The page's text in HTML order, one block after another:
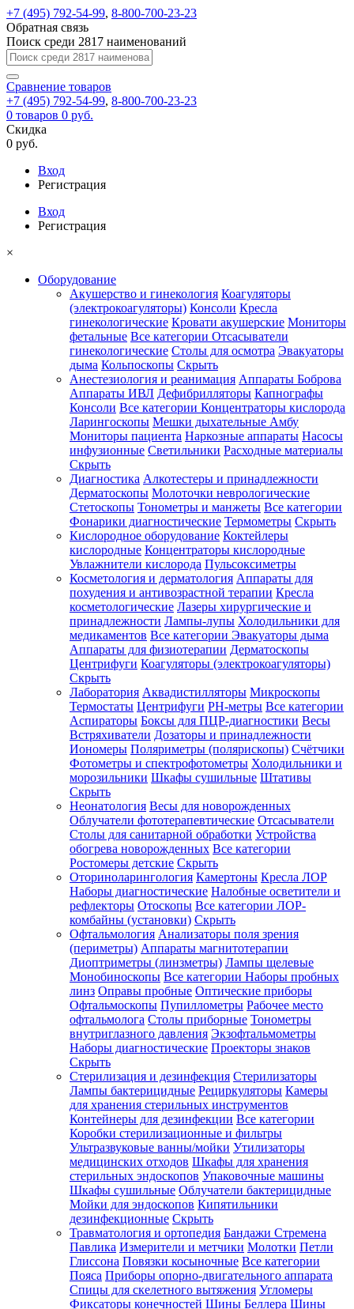
+7 (495) 792-54-99, 8-800-700-23-23
Обратная связь
Поиск среди 2817 наименований
Сравнение товаров
+7 (495) 792-54-99, 8-800-700-23-23
0 товаров 0 руб.
Скидка
0 руб.
Вход
Регистрация
Вход
Регистрация
×
Оборудование
Акушерство и гинекология Коагуляторы
(электрокоагуляторы) Консоли Кресла
гинекологические Кровати акушерские Мониторы
фетальные Все категории Отсасыватели
гинекологические Столы для осмотра Эвакуаторы
дыма Кольпоскопы Скрыть
Анестезиология и реанимация Аппараты Боброва
Аппараты ИВЛ Дефибрилляторы Капнографы
Консоли Все категории Концентраторы кислорода
Ларингоскопы Мешки дыхательные Амбу
Мониторы пациента Наркозные аппараты Насосы
инфузионные Светильники Расходные материалы
Скрыть
Диагностика Алкотестеры и принадлежности
Дерматоскопы Молоточки неврологические
Стетоскопы Тонометры и манжеты Все категории
Фонарики диагностические Термометры Скрыть
Кислородное оборудование Коктейлеры
кислородные Концентраторы кислородные
Увлажнители кислорода Пульсоксиметры
Косметология и дерматология Аппараты для
похудения и антивозрастной терапии Кресла
косметологические Лазеры хирургические и
принадлежности Лампы-лупы Холодильники для
медикаментов Все категории Эвакуаторы дыма
Аппараты для физиотерапии Дерматоскопы
Центрифуги Коагуляторы (электрокоагуляторы)
Скрыть
Лаборатория Аквадистилляторы Микроскопы
Термостаты Центрифуги PH-метры Все категории
Аспираторы Боксы для ПЦР-диагностики Весы
Встряхиватели Дозаторы и принадлежности
Иономеры Поляриметры (полярископы) Счётчики
Фотометры и спектрофотометры Холодильники и
морозильники Шкафы сушильные Штативы
Скрыть
Неонатология Весы для новорожденных
Облучатели фототерапевтические Отсасыватели
Столы для санитарной обработки Устройства
обогрева новорожденных Все категории
Ростомеры детские Скрыть
Оториноларингология Камертоны Кресла ЛОР
Наборы диагностические Налобные осветители и
рефлекторы Отоскопы Все категории ЛОР-
комбайны (установки) Скрыть
Офтальмология Анализаторы поля зрения
(периметры) Аппараты магнитотерапии
Диоптриметры (линзметры) Лампы щелевые
Монобиноскопы Все категории Наборы пробных
линз Оправы пробные Оптические приборы
Офтальмоскопы Пупиллометры Рабочее место
офтальмолога Столы приборные Тонометры
внутриглазного давления Экзофтальмометры
Наборы диагностические Проекторы знаков
Скрыть
Стерилизация и дезинфекция Стерилизаторы
Лампы бактерицидные Рециркуляторы Камеры
для хранения стерильных инструментов
Контейнеры для дезинфекции Все категории
Коробки стерилизационные и фильтры
Ультразвуковые ванны/мойки Утилизаторы
медицинских отходов Шкафы для хранения
стерильных эндоскопов Упаковочные машины
Шкафы сушильные Облучатели бактерицидные
Мойки для эндоскопов Кипятильники
дезинфекционные Скрыть
Травматология и ортопедия Бандажи Стремена
Павлика Измерители и метчики Молотки Петли
Глиссона Повязки косыночные Все категории
Пояса Приборы опорно-двигательного аппарата
Спицы для скелетного вытяжения Угломеры
Фиксаторы конечностей Шины Беллера Шины